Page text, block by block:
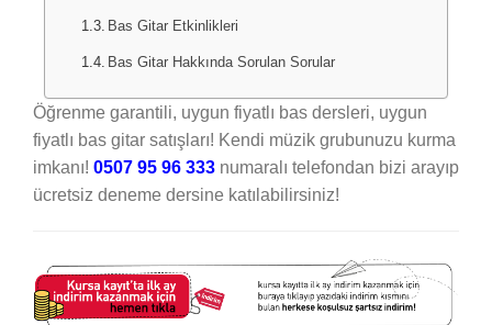
Bas Gitar Etkinlikleri
Bas Gitar Hakkında Sorulan Sorular
Öğrenme garantili, uygun fiyatlı bas dersleri, uygun
fiyatlı bas gitar satışları! Kendi müzik grubunuzu kurma
imkanı! 0507 95 96 333numaralı telefondan bizi arayıp
ücretsiz deneme dersine katılabilirsiniz!